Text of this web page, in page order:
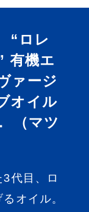
“ロレ
有機エ
ァージ
オイル
（マツ
代目、ロ
オイル。